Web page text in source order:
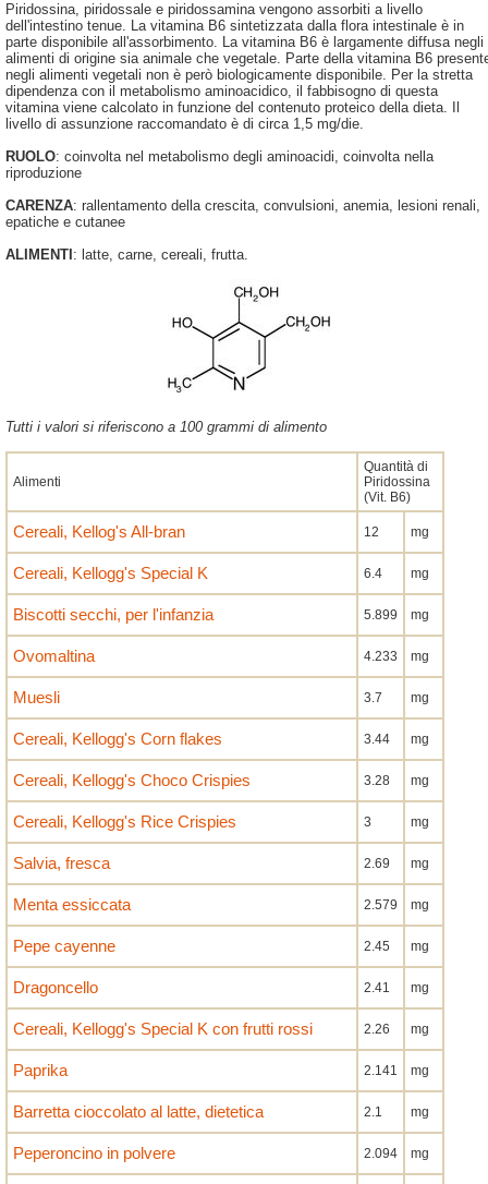
Piridossina, piridossale e piridossamina vengono assorbiti a livello
dell'intestino tenue. La vitamina B6 sintetizzata dalla flora intestinale è in
parte disponibile all'assorbimento. La vitamina B6 è largamente diffusa negli
alimenti di origine sia animale che vegetale. Parte della vitamina B6
negli alimenti vegetali non è però biologicamente disponibile. Per la stretta
dipendenza con il metabolismo aminoacidico, il fabbisogno di questa
vitamina viene calcolato in funzione del contenuto proteico della dieta. Il
livello di assunzione raccomandato è di circa 1,5 mg/die.
RUOLO: coinvolta nel metabolismo degli aminoacidi, coinvolta nella
riproduzione
CARENZA: rallentamento della crescita, convulsioni, anemia, lesioni renali,
epatiche e cutanee
ALIMENTI : latte, carne, cereali, frutta.
Tutti i valori si riferiscono a 100 grammi di alimento
Alimenti
Quantità di
Piridossina
(Vit. B6)
Cereali, Kellog's All-bran 12 mg
Cereali, Kellogg's Special K 6.4 mg
Biscotti secchi, per l'infanzia 5.899 mg
Ovomaltina 4.233 mg
Muesli 3.7 mg
Cereali, Kellogg's Corn flakes 3.44 mg
Cereali, Kellogg's Choco Crispies 3.28 mg
Cereali, Kellogg's Rice Crispies 3 mg
Salvia, fresca 2.69 mg
Menta essiccata 2.579 mg
Pepe cayenne 2.45 mg
Dragoncello 2.41 mg
Cereali, Kellogg's Special K con frutti rossi 2.26 mg
Paprika 2.141 mg
Barretta cioccolato al latte, dietetica 2.1 mg
Peperoncino in polvere 2.094 mg